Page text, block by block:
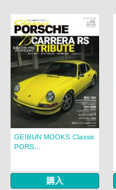
GEIBUN MOOKS Classic
PORS...
購入